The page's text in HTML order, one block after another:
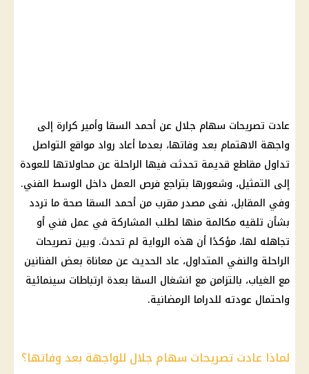
عادت تصريحات سهام جلال عن أحمد السقا وأمير كرارة إلى
واجهة الاهتمام بعد وفاتها، بعدما أعاد رواد مواقع التواصل
تداول مقاطع قديمة تحدثت فيها الراحلة عن محاولاتها للعودة
إلى التمثيل، وشعورها بتراجع فرص العمل داخل الوسط الفني.
وفي المقابل، نفى مصدر مقرب من أحمد السقا صحة ما تردد
بشأن تلقيه مكالمة منها لطلب المشاركة في عمل فني أو
تجاهله لها، مؤكدًا أن هذه الرواية لم تحدث. وبين تصريحات
الراحلة والنفي المتداول، عاد الحديث عن معاناة بعض الفنانين
مع الغياب، بالتزامن مع انشغال السقا بعدة ارتباطات سينمائية
واحتمال عودته للدراما الرمضانية.
لماذا عادت تصريحات سهام جلال للواجهة بعد وفاتها؟